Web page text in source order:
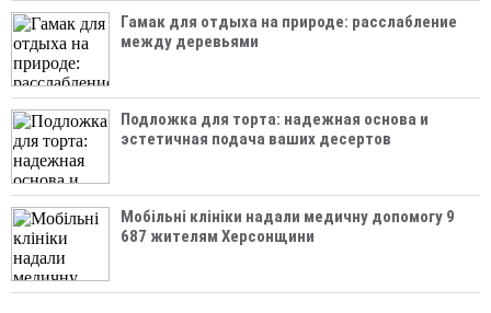
Гамак для отдыха на природе: расслабление
между деревьями
Подложка для торта: надежная основа и
эстетичная подача ваших десертов
Мобільні клініки надали медичну допомогу 9
687 жителям Херсонщини